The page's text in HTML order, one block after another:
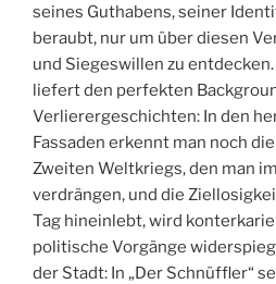
seines Guthabens, seiner
beraubt, nur um über diesen
und Siegeswillen zu
liefert den perfekten
Verlierergeschichten: In den
Fassaden erkennt man noch
Zweiten Weltkriegs, den man
verdrängen, und die
Tag hineinlebt, wird
politische Vorgänge
der Stadt: In „Der Schnüffler“